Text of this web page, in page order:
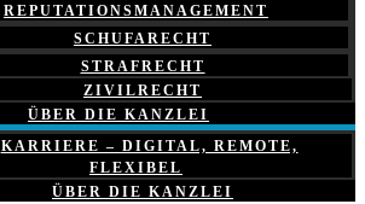
REPUTATIONSMANAGEMENT
SCHUFARECHT
STRAFRECHT
ZIVILRECHT
ÜBER DIE KANZLEI
KARRIERE – DIGITAL, REMOTE,
FLEXIBEL
ÜBER DIE KANZLEI